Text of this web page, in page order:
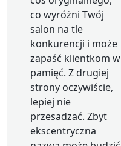
co wyróżni Twój
salon na tle
konkurencji i może
zapaść klientkom w
pamięć. Z drugiej
strony oczywiście,
lepiej nie
przesadzać. Zbyt
ekscentryczna